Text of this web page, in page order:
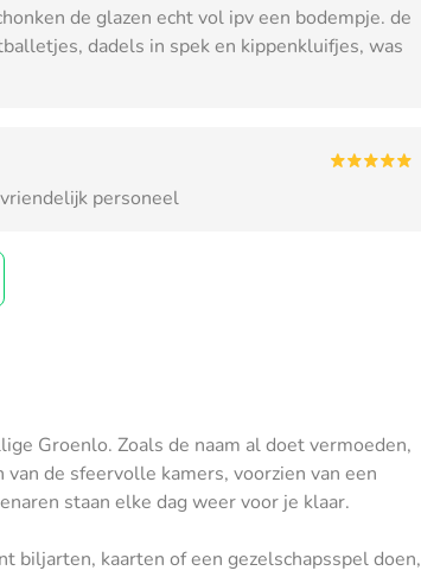
de glazen echt vol ipv een bodempje. de
dadels in spek en kippenkluifjes, was
personeel
Groenlo. Zoals de naam al doet vermoeden,
de sfeervolle kamers, voorzien van een
staan elke dag weer voor je klaar.
biljarten, kaarten of een gezelschapsspel doen,